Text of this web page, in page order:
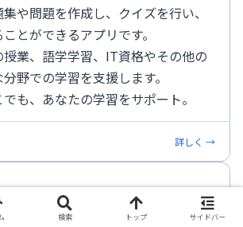
や問題を作成し、クイズを行い、
とができるアプリです。
業、語学学習、IT資格やその他の
野での学習を支援します。
も、あなたの学習をサポート。
詳しく →
検索 トップ サイドバー